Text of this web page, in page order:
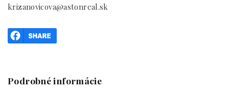
krizanovicova@astonreal.sk
Podrobné informácie